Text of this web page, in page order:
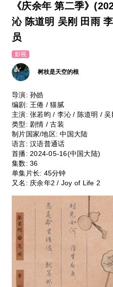
《庆余年 第二季》
沁 陈道明 吴刚 田雨
员
影视
树枝是天空的根
导演: 孙皓
编剧: 王倦 / 猫腻
主演: 张若昀 / 李沁 / 陈道明 / 吴
类型: 剧情 / 古装
制片国家/地区: 中国大陆
语言: 汉语普通话
首播: 2024-05-16(中国大陆)
集数: 36
单集片长: 45分钟
又名: 庆余年2 / Joy of Life 2